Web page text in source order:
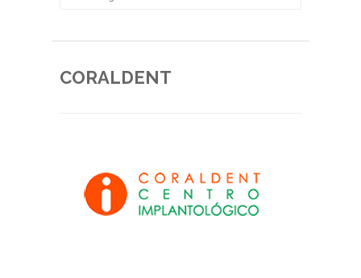
CORALDENT